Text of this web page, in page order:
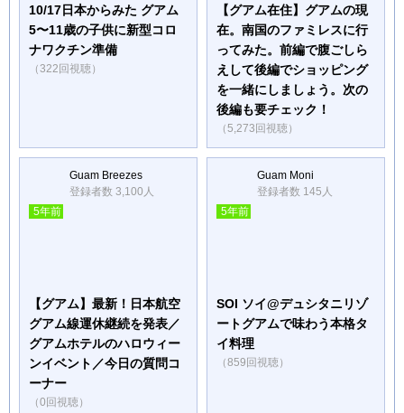
10/17日本からみた グアム
5〜11歳の子供に新型コロ
ナワクチン準備
（322回視聴）
【グアム在住】グアムの現
在。南国のファミレスに行
ってみた。前編で腹ごしら
えして後編でショッピング
を一緒にしましょう。次の
後編も要チェック！
（5,273回視聴）
Guam Breezes
登録者数 3,100人
5年前
【グアム】最新！日本航空
グアム線運休継続を発表／
グアムホテルのハロウィー
ンイベント／今日の質問コ
ーナー
（0回視聴）
Guam Moni
登録者数 145人
5年前
SOI ソイ@デュシタニリゾ
ートグアムで味わう本格タ
イ料理
（859回視聴）